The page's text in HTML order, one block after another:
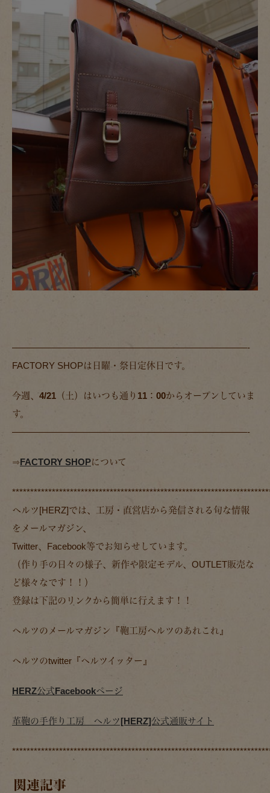
——————————————————————————-
FACTORY SHOPは日曜・祭日定休日です。
今週、4/21（土）は いつも通り11：00からオープンしていま
す。
——————————————————————————-
⇒FACTORY SHOPについて
ヘルツ[HERZ]では、工房・直営店から発信される旬な情報
をメールマガジン、
Twitter、Facebook等でお知らせしています。
（作り手の日々の様子、新作や限定モデル、OUTLET販売な
ど様々なです！！）
登録は下記のリンクから簡単に行えます！！
ヘルツのメールマガジン『鞄工房ヘルツのあれこれ』
ヘルツのtwitter『ヘルツイッター』
HERZ公式Facebookページ
革鞄の手作り工房 ヘルツ[HERZ]公式通販サイト
関連記事